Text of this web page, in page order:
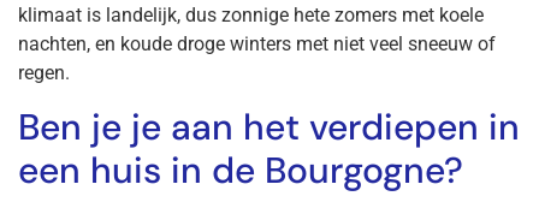
klimaat is landelijk, dus zonnige hete zomers met koele
nachten, en koude droge winters met niet veel sneeuw of
regen.
Ben je je aan het verdiepen in
een huis in de Bourgogne?